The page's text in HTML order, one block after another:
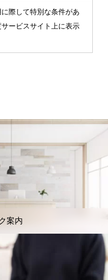
際して特別な条件があ
ービスサイト上に表示
案内